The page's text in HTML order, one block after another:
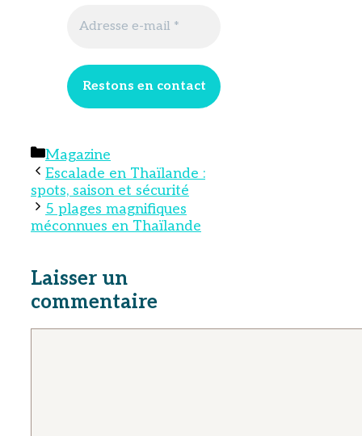
Catégories
Magazine
Escalade en Thaïlande :
spots, saison et sécurité
5 plages magnifiques
méconnues en Thaïlande
Laisser un
commentaire